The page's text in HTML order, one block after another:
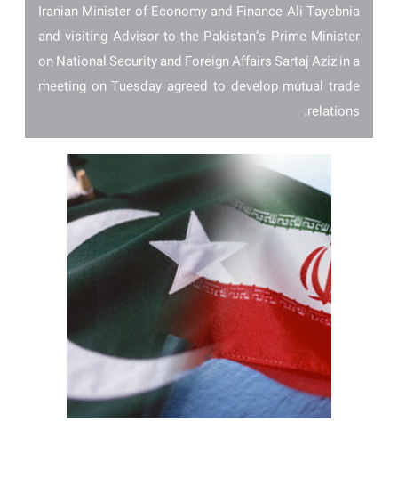
Iranian Minister of Economy and Finance Ali Tayebnia
and visiting Advisor to the Pakistan’s Prime Minister
on National Security and Foreign Affairs Sartaj Aziz in a
meeting on Tuesday agreed to develop mutual trade
relations.